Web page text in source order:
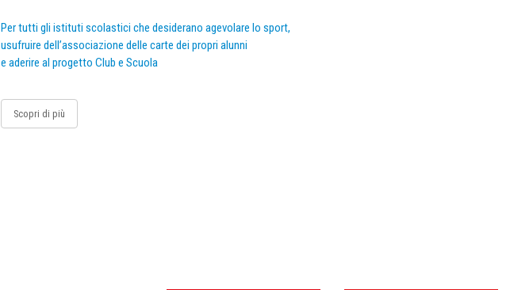
Per tutti gli istituti scolastici che desiderano agevolare lo sport,
usufruire dell’associazione delle carte dei propri alunni
e aderire al progetto Club e Scuola
Scopri di più